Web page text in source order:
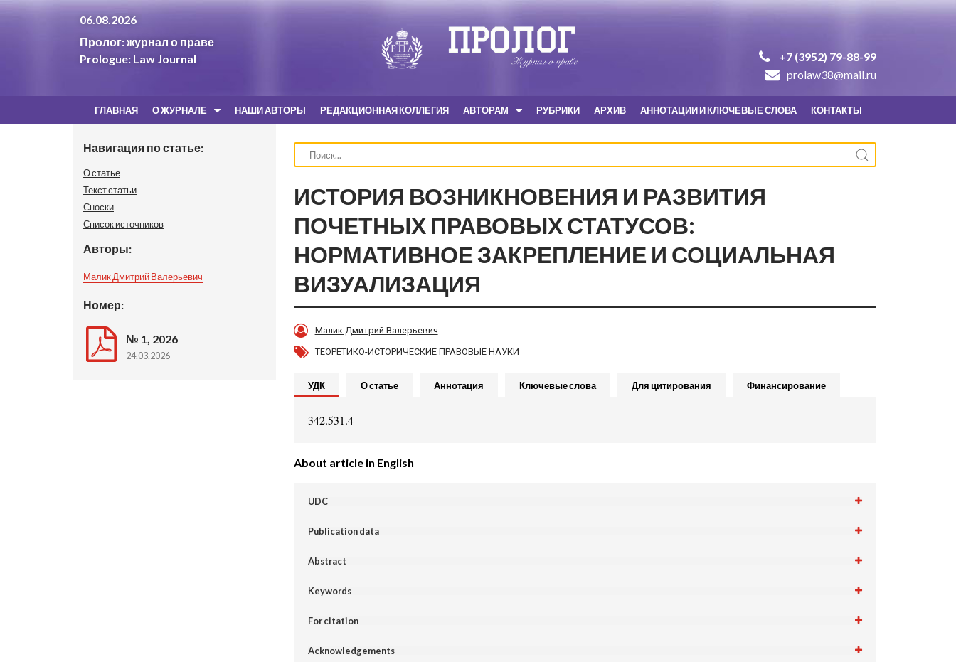
06.08.2026
Пролог: журнал о праве
Prologue: Law Journal
+7 (3952) 79-88-99
prolaw38@mail.ru
ГЛАВНАЯ О ЖУРНАЛЕ НАШИ АВТОРЫ РЕДАКЦИОННАЯ КОЛЛЕГИЯ АВТОРАМ РУБРИКИ АРХИВ АННОТАЦИИ И КЛЮЧЕВЫЕ СЛОВА КОНТАКТЫ
Навигация по статье:
О статье
Текст статьи
Сноски
Список источников
Авторы:
Малик Дмитрий Валерьевич
Номер:
№ 1, 2026
24.03.2026
ИСТОРИЯ ВОЗНИКНОВЕНИЯ И РАЗВИТИЯ
ПОЧЕТНЫХ ПРАВОВЫХ СТАТУСОВ:
НОРМАТИВНОЕ ЗАКРЕПЛЕНИЕ И СОЦИАЛЬНАЯ
ВИЗУАЛИЗАЦИЯ
Малик Дмитрий Валерьевич
ТЕОРЕТИКО-ИСТОРИЧЕСКИЕ ПРАВОВЫЕ НАУКИ
УДК О статье Аннотация Ключевые слова Для цитирования Финансирование
342.531.4
About article in English
UDC
Publication data
Abstract
Keywords
For citation
Acknowledgements